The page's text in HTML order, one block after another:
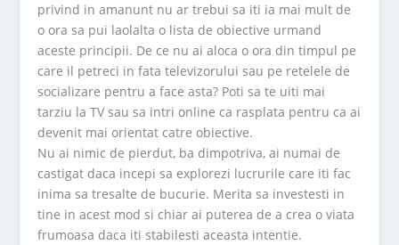
privind in amanunt nu ar trebui sa iti ia mai mult de
o ora sa pui laolalta o lista de obiective urmand
aceste principii. De ce nu ai aloca o ora din timpul pe
care il petreci in fata televizorului sau pe retelele de
socializare pentru a face asta? Poti sa te uiti mai
tarziu la TV sau sa intri online ca rasplata pentru ca ai
devenit mai orientat catre obiective.
Nu ai nimic de pierdut, ba dimpotriva, ai numai de
castigat daca incepi sa explorezi lucrurile care iti fac
inima sa tresalte de bucurie. Merita sa investesti in
tine in acest mod si chiar ai puterea de a crea o viata
frumoasa daca iti stabilesti aceasta intentie.